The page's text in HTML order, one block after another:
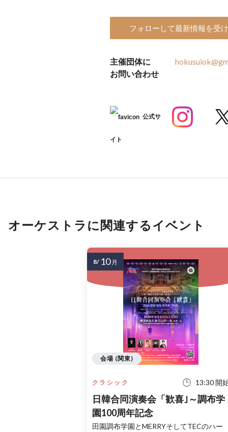
フォローして最新情報を受
主催団体に
お問い合わせ
公式サ
イト
オーケストラに関連するイベント
クラシック 13:30 開
日韓合同演奏会「歓喜｣～調布学
園100周年記念
田園調布学園とMERRYそしてTECのハー
会場 (関東)
8/ 10 月